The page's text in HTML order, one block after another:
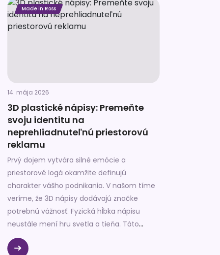
Made in Ross
14. mája 2026
3D plastické nápisy: Premeňte
svoju identitu na
neprehliadnuteľnú priestorovú
reklamu
Prvý dojem vytvára silné emócie a
priestorové logá okamžite definujú
charakter vášho podnikania. V našom tíme
veríme, že 3D nápisy dodávajú značke
potrebnú vážnosť. Fyzická hĺbka nápisu
neustále mení hru svetla a tieňa. Táto
dynamika pritiahne pohľad zákazníka
omnoho efektívnejšie než obyčajná plochá